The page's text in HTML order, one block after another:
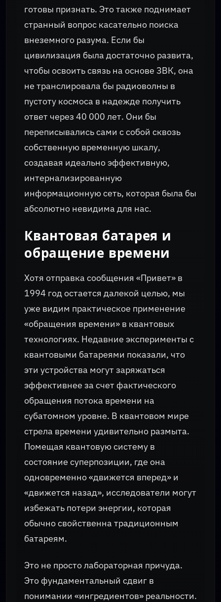
готовы признать. Это также поднимает
странный вопрос касательно поиска
внеземного разума. Если бы
цивилизация была достаточно развита,
чтобы освоить связь на основе ЗВК, она
не транслировала бы радиоволны в
пустоту космоса в надежде получить
ответ через 40 000 лет. Они бы
переписывались сами с собой сквозь
собственную временную шкалу,
создавая идеально эффективную,
интернализированную
информационную сеть, которая была бы
абсолютно невидима для нас.
Квантовая батарея и
обращение времени
Хотя отправка сообщения «Привет» в
1994 год остается далекой целью, мы
уже видим практическое применение
«обращения времени» в квантовых
технологиях. Недавние эксперименты с
квантовыми батареями показали, что
эти устройства могут заряжаться
эффективнее за счет фактического
обращения потока времени на
субатомном уровне. В квантовом мире
стрела времени удивительно размыта.
Помещая квантовую систему в
состояние суперпозиции, где она
одновременно «движется вперед» и
«движется назад», исследователи могут
избежать потери энергии, которая
обычно свойственна традиционным
батареям.
Это не просто лабораторная причуда.
Это фундаментальный сдвиг в
понимании «ингредиентов» реальности.